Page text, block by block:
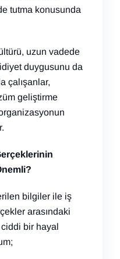
tutma konusunda
uzun vadede
duygusunu da
çalışanlar,
geliştirme
bilgiler ile iş
arasındaki
bir hayal